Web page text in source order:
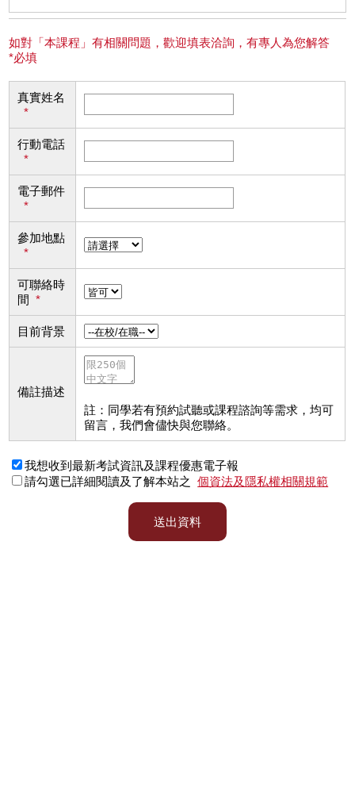
如對「本課程」有相關問題，歡迎填表洽詢，有專人為您解答
*必填
真實姓名
*
行動電話
*
電子郵件
*
參加地點
*
可聯絡時
間 *
目前背景
備註描述
註：同學若有預約試聽或課程諮詢等需求，均可
留言，我們會儘快與您聯絡。
我想收到最新考試資訊及課程優惠電子報
請勾選已詳細閱讀及了解本站之
個資法及隱私權相關規範
送出資料